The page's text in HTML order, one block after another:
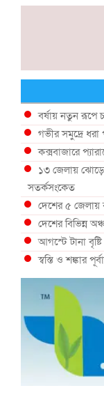
বর্ষায় নতুন রূপে
গভীর সমুদ্রে
কক্সবাজারে
১৩ জেলায় ঝোড়ো
সতর্কসংকেত
দেশের ৫ জেলায়
দেশের বিভিন্ন
আগস্টে টানা
স্বস্তি ও শঙ্কার
সৌদির নেতৃত্বে
ইউরোপে